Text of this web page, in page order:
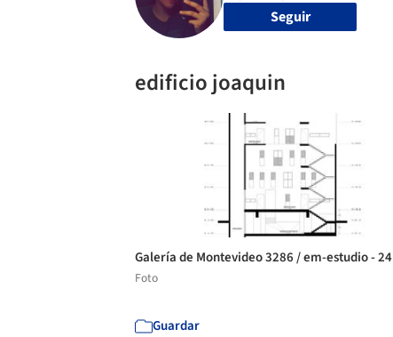
Seguir
edificio joaquin
Galería de Montevideo 3286 / em-estudio - 24
Foto
Guardar